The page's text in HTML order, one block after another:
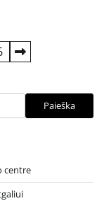
Paieška
centre